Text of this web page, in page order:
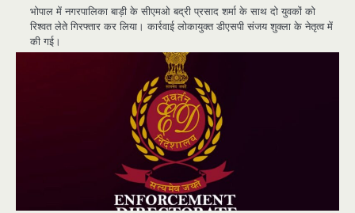
भोपाल में नगरपालिका बाड़ी के सीएमओ बद्री प्रसाद शर्मा के साथ दो युवकों को
रिश्वत लेते गिरफ्तार कर लिया। कार्रवाई लोकायुक्त डीएसपी संजय शुक्ला के नेतृत्व में
की गई।